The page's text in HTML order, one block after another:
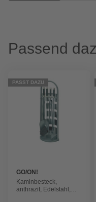
Passend
PASST DAZU
GO/ON!
Kaminbesteck,
anthrazit, Edelstahl,